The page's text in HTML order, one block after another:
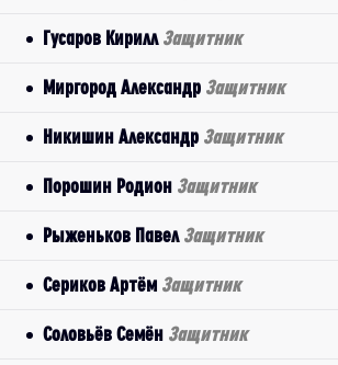
Гусаров Кирилл Защитник
Миргород Александр Защитник
Никишин Александр Защитник
Порошин Родион Защитник
Рыженьков Павел Защитник
Сериков Артём Защитник
Соловьёв Семён Защитник